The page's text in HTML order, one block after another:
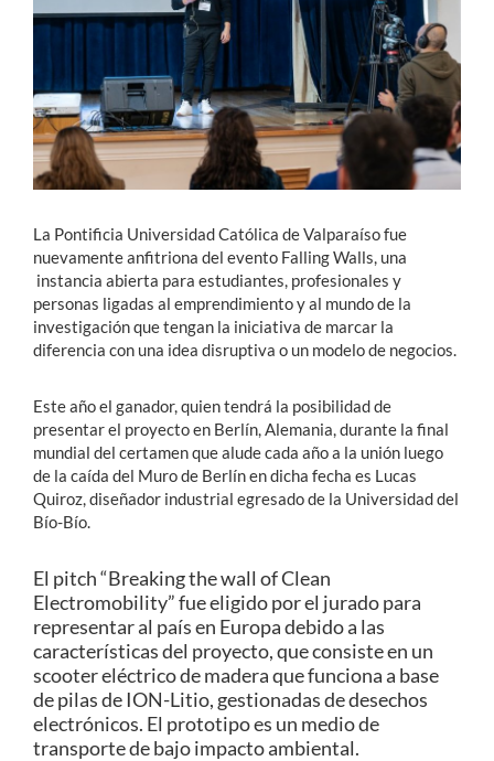
Académicos
Funcionarios
Alumni
English
La Pontificia Universidad Católica de Valparaíso fue
nuevamente anfitriona del evento Falling Walls, una
instancia abierta para estudiantes, profesionales y
personas ligadas al emprendimiento y al mundo de la
investigación que tengan la iniciativa de marcar la
diferencia con una idea disruptiva o un modelo de negocios.
Este año el ganador, quien tendrá la posibilidad de
presentar el proyecto en Berlín, Alemania, durante la final
mundial del certamen que alude cada año a la unión luego
de la caída del Muro de Berlín en dicha fecha es Lucas
Quiroz, diseñador industrial egresado de la Universidad del
Bío-Bío.
El pitch “Breaking the wall of Clean
Electromobility” fue eligido por el jurado para
representar al país en Europa debido a las
características del proyecto, que consiste en un
scooter eléctrico de madera que funciona a base
depilas de ION-Litio, gestionadas de desechos
electrónicos. El prototipo es un medio de
transporte de bajo impacto ambiental.